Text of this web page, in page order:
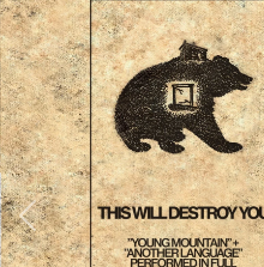
Poprzedni